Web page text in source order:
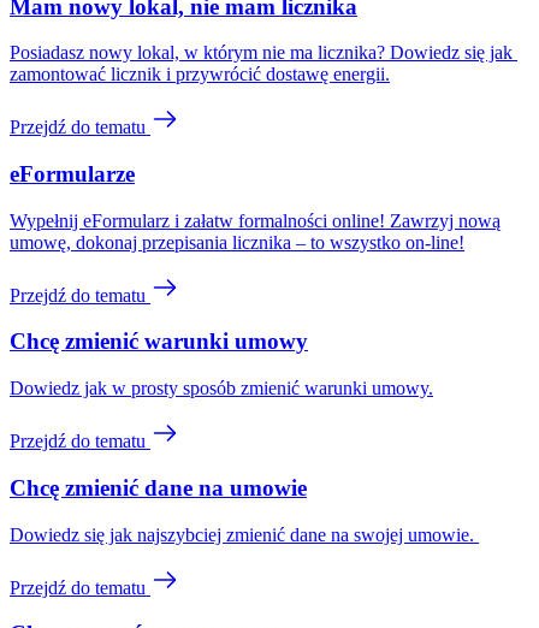
Mam nowy lokal, nie mam licznika
Posiadasz nowy lokal, w którym nie ma licznika? Dowiedz się jak
zamontować licznik i przywrócić dostawę energii.
Przejdź do tematu
eFormularze
Wypełnij eFormularz i załatw formalności online! Zawrzyj nową
umowę, dokonaj przepisania licznika – to wszystko on-line!
Przejdź do tematu
Chcę zmienić warunki umowy
Dowiedz jak w prosty sposób zmienić warunki umowy.
Przejdź do tematu
Chcę zmienić dane na umowie
Dowiedz się jak najszybciej zmienić dane na swojej umowie.
Przejdź do tematu